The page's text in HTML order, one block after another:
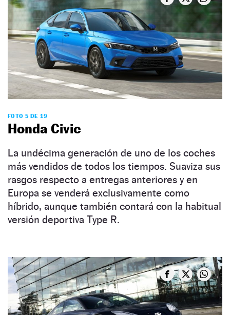
FOTO 5 DE 19
Honda Civic
La undécima generación de uno de los coches
más vendidos de todos los tiempos. Suaviza sus
rasgos respecto a entregas anteriores y en
Europa se venderá exclusivamente como
híbrido, aunque también contará con la habitual
versión deportiva Type R.